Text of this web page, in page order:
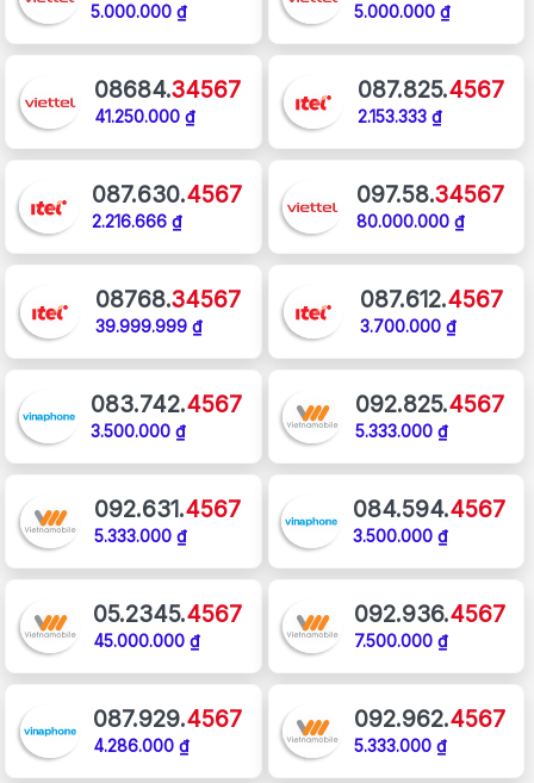
5.000.000 ₫ 5.000.000 ₫
08684.34567
41.250.000 ₫
087.825.4567
2.153.333 ₫
087.630.4567
2.216.666 ₫
097.58.34567
80.000.000 ₫
08768.34567
39.999.999 ₫
087.612.4567
3.700.000 ₫
083.742.4567
3.500.000 ₫
092.825.4567
5.333.000 ₫
092.631.4567
5.333.000 ₫
084.594.4567
3.500.000 ₫
05.2345.4567
45.000.000 ₫
092.936.4567
7.500.000 ₫
087.929.4567
4.286.000 ₫
092.962.4567
5.333.000 ₫